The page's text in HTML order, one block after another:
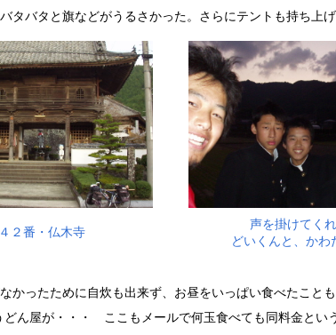
タバタと旗などがうるさかった。さらにテントも持ち上
２番・仏木寺
声を掛けてく
どいくんと、かわ
ったために自炊も出来ず、お昼をいっぱい食べたこと
どん屋が・・・ ここもメールで何玉食べても同料金とい